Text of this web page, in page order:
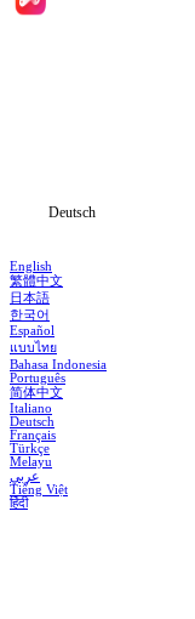
Deutsch
English
繁體中文
日本語
한국어
Español
แบบไทย
Bahasa Indonesia
Português
简体中文
Italiano
Deutsch
Français
Türkçe
Melayu
عربي
Tiếng Việt
हिंदी